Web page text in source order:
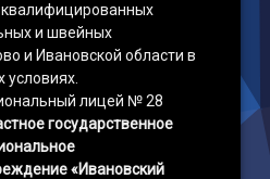
и швейных
и Ивановской области в
условиях.
лицей № 28
государственное
«Ивановский